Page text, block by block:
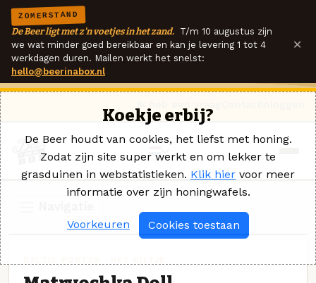
ZOMERSTAND
De Beer ligt met z'n voetjes in het zand. T/m 10 augustus zijn
we wat minder goed bereikbaar en kan je levering 1 tot 4
werkdagen duren. Mailen werkt het snelst:
hello@beerinabox.nl
×
Koekje erbij?
De Beer houdt van cookies, het liefst met honing.
Zodat zijn site super werkt en om lekker te
grasduinen in webstatistieken. Klik hier voor meer
informatie over zijn honingwafels.
Voorkeuren Cookies toestaan